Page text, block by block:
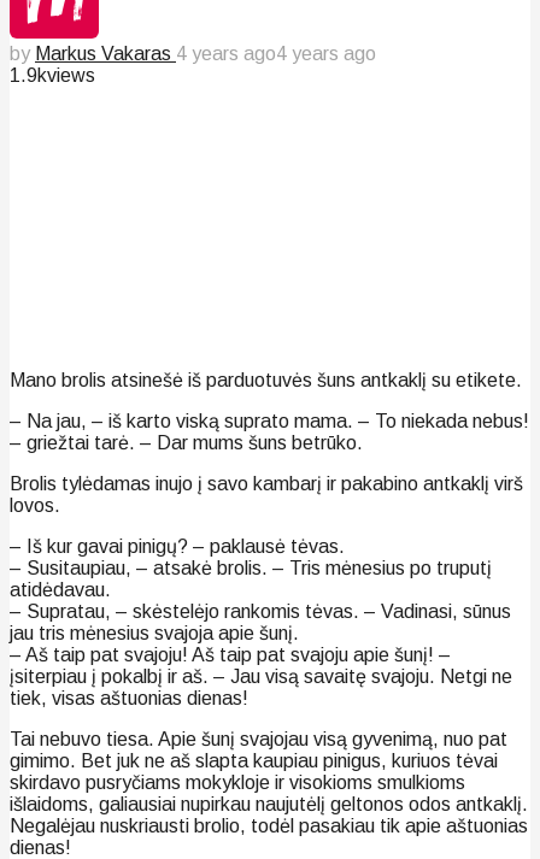
by Markus Vakaras 4 years ago4 years ago
1.9kviews
Mano brolis atsinešė iš parduotuvės šuns antkaklį su etikete.
– Na jau, – iš karto viską suprato mama. – To niekada nebus!
– griežtai tarė. – Dar mums šuns betrūko.
Brolis tylėdamas inujo į savo kambarį ir pakabino antkaklį virš
lovos.
– Iš kur gavai pinigų? – paklausė tėvas.
– Susitaupiau, – atsakė brolis. – Tris mėnesius po truputį
atidėdavau.
– Supratau, – skėstelėjo rankomis tėvas. – Vadinasi, sūnus
jau tris mėnesius svajoja apie šunį.
– Aš taip pat svajoju! Aš taip pat svajoju apie šunį! –
įsiterpiau į pokalbį ir aš. – Jau visą savaitę svajoju. Netgi ne
tiek, visas aštuonias dienas!
Tai nebuvo tiesa. Apie šunį svajojau visą gyvenimą, nuo pat
gimimo. Bet juk ne aš slapta kaupiau pinigus, kuriuos tėvai
skirdavo pusryčiams mokykloje ir visokioms smulkioms
išlaidoms, galiausiai nupirkau naujutėlį geltonos odos antkaklį.
Negalėjau nuskriausti brolio, todėl pasakiau tik apie aštuonias
dienas!